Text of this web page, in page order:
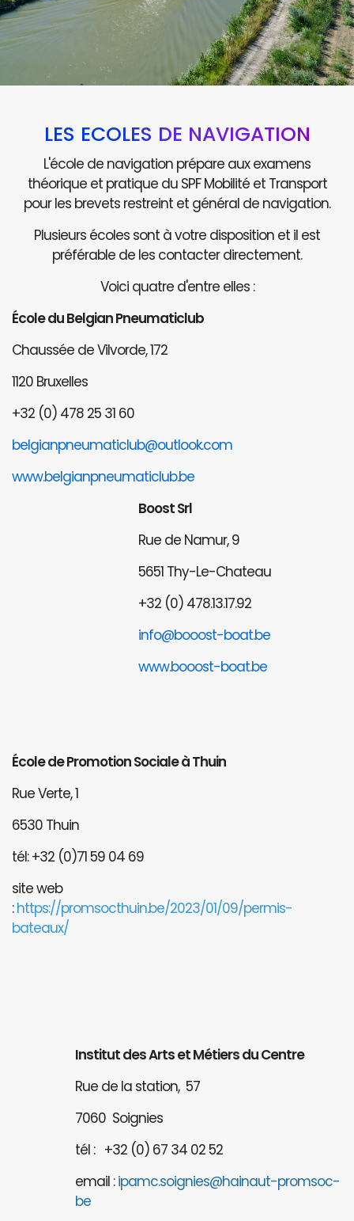
LES ÉCOLES DE NAVIGATION
L'école de navigation prépare aux examens
théorique et pratique du SPF Mobilité et Transport
pour les brevets restreint et général de navigation.
Plusieurs écoles sont à votre disposition et il est
préférable de les contacter directement.
Voici quatre d'entre elles :
École du Belgian Pneumaticlub
Chaussée de Vilvorde, 172
1120 Bruxelles
+32 (0) 478 25 31 60
belgianpneumaticlub@outlook.com
www.belgianpneumaticlub.be
Boost Srl
Rue de Namur, 9
5651 Thy-Le-Chateau
+32 (0) 478.13.17.92
info@booost-boat.be
www.booost-boat.be
École de Promotion Sociale à Thuin
Rue Verte, 1
6530 Thuin
tél: +32 (0)71 59 04 69
site web
:https://promsocthuin.be/2023/01/09/permis-
bateaux/
Institut des Arts et Métiers du Centre
Rue de la station, 57
7060 Soignies
tél : +32 (0) 67 34 02 52
email :ipamc.soignies@hainaut-promsoc-
be